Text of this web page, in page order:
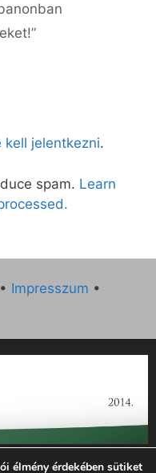
kell jelentkezni.
spam. Learn
• Impresszum •
évi működésének
élmény érdekében sütiket